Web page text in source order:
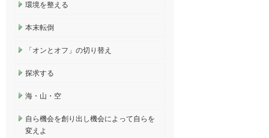
環境を整える
本末転倒
「オンとオフ」の切り替え
探求する
海・山・空
自ら機会を創り出し機会によって自らを
変えよ